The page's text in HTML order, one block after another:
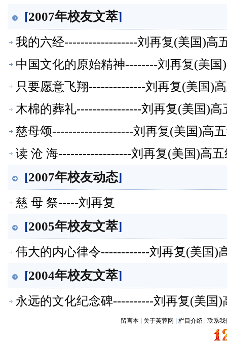
[2007年校友文萃]
我的六经------------------刘再复(美国)高
中国文化的原始精神--------刘再复(美
只要愿意飞翔--------------刘再复(美国)
木棉的葬礼----------------刘再复(美国)高
慈母颂--------------------刘再复(美国)高
读 沧 海------------------刘再复(美国)高
[2007年校友动态]
慈 母 祭-----刘再复
[2005年校友文萃]
伟大的内心律令------------刘再复(美国)
[2004年校友文萃]
永远的文化纪念碑----------刘再复(美国
留言本| 关于芙蓉网 栏目介绍 联系我